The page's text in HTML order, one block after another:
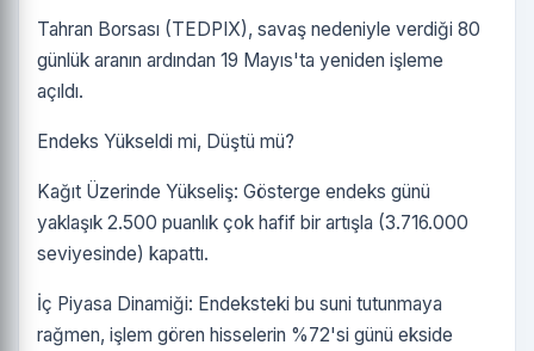
Tahran Borsası (TEDPIX), savaş nedeniyle verdiği 80
günlük aranın ardından 19 Mayıs'ta yeniden işleme
açıldı.
Endeks Yükseldi mi, Düştü mü?
Kağıt Üzerinde Yükseliş: Gösterge endeks günü
yaklaşık 2.500 puanlık çok hafif bir artışla (3.716.000
seviyesinde) kapattı.
İç Piyasa Dinamiği: Endeksteki bu suni tutunmaya
rağmen, işlem gören hisselerin %72'si günü ekside